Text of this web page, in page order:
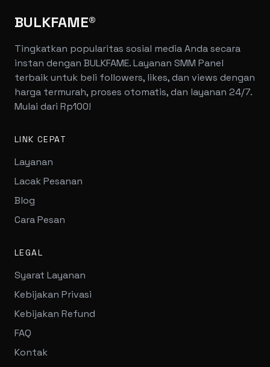
BULKFAME®
Tingkatkan popularitas sosial media Anda secara
instan dengan BULKFAME. Layanan SMM Panel
terbaik untuk beli followers, likes, dan views dengan
harga termurah, proses otomatis, dan layanan 24/7.
Mulai dari Rp100!
LINK CEPAT
Layanan
Lacak Pesanan
Blog
Cara Pesan
LEGAL
Syarat Layanan
Kebijakan Privasi
Kebijakan Refund
FAQ
Kontak